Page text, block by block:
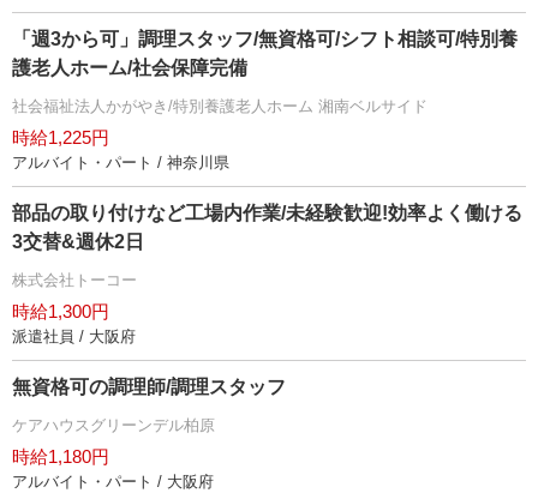
「週3から可」調理スタッフ/無資格可/シフト相談可/特別養
護老人ホーム/社会保障完備
社会福祉法人かがやき/特別養護老人ホーム 湘南ベルサイド
時給1,225円
アルバイト・パート / 神奈川県
部品の取り付けなど工場内作業/未経験歓迎!効率よく働ける
3交替&週休2日
株式会社トーコー
時給1,300円
派遣社員 / 大阪府
無資格可の調理師/調理スタッフ
ケアハウスグリーンデル柏原
時給1,180円
アルバイト・パート / 大阪府